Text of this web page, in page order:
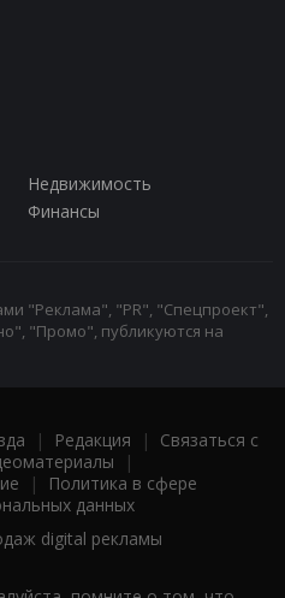
Недвижимость
Финансы
"Реклама", "PR", "Спецпроект",
"Промо", публикуются на
| Редакция | Связаться с
|
|
Политика в сфере
данных
digital рекламы